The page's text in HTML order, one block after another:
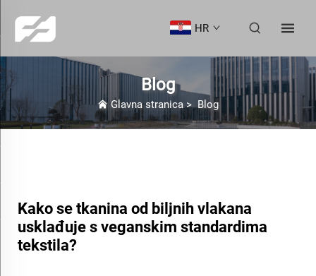
HR
Blog
Glavna stranica>Blog
Kako se tkanina od biljnih vlakana
usklađuje s veganskim standardima
tekstila?